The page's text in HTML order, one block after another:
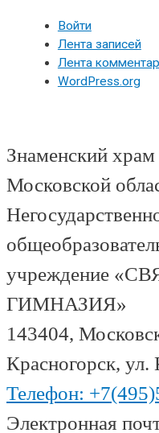
Войти
Лента записей
Лента
WordPress.org
Знаменский храм
Московской
учреждение
ГИМНАЗИЯ»
143404,
Красногорск, ул.
Телефон:
Электронная